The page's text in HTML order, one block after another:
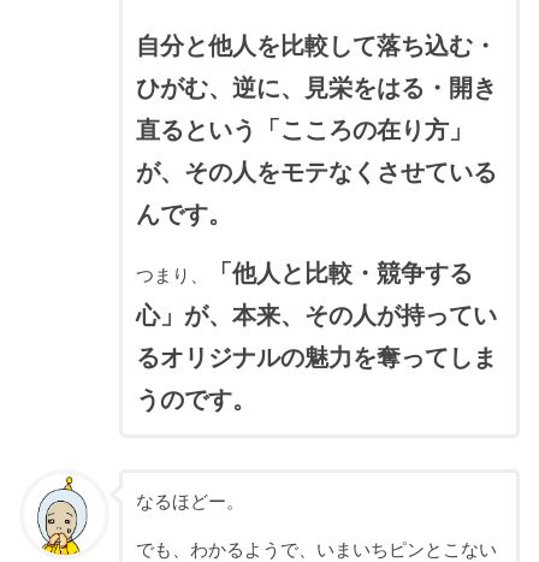
自分と他人を比較して落ち込む・
ひがむ、逆に、見栄をはる・開き
直るという「こころの在り方」
が、その人をモテなくさせている
んです。
つまり、
「他人と比較・競争する
心」が、本来、その人が持ってい
るオリジナルの魅力を奪ってしま
うのです。
なるほどー。
でも、わかるようで、いまいちピンとこない